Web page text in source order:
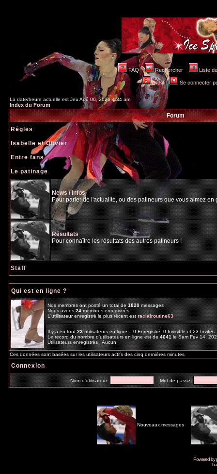
FAQ Rechercher Liste
Profil Se connecter
La date/heure actuelle est Jeu Aoû 06, 2026 4:34 am
Index du Forum
Forum
Règles
Isabelle et Olivier
Entre fans
Le patinage
News / Infos
Pour parler de l'actualité, ou des patineurs que vous aimez
Résultats
Pour connaître les résultats des autres patineurs !
Staff
Qui est en ligne ?
Nos membres ont posté un total de1820messages
Nous avons24membres enregistrés
L'utilisateur enregistré le plus récent estracialroutine63
Il y a en tout23utilisateurs en ligne :: 0 Enregistré, 0 Invisible et 23
Le record du nombre d'utilisateurs en ligne est de4641le Sam Fév 14,
Utilisateurs enregistrés : Aucun
Ces données sont basées sur les utilisateurs actifs des cinq dernières minutes
Connexion
Nom d'utilisateur: Mot de passe:
Nouveaux messages
Powered by